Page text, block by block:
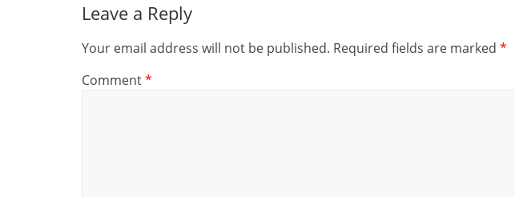
Leave a Reply
Your email address will not be published. Required fields are marked *
Comment*